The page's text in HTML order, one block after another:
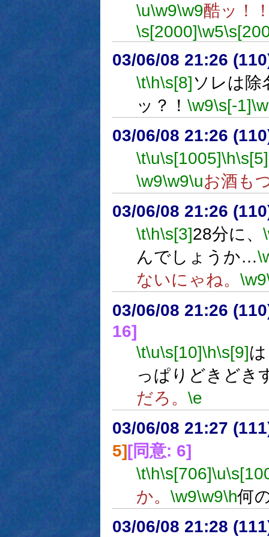
\u\w9\w9酷ッ！
\s[2000]\w5
03/06/08 21:26
\t\h\s[8]ソレは除
ッ？！ \w9\s[-1]
03/06/08 21:26
\t\u\s[1005]\h\s[5]
\w9\w9\uお酒も
03/06/08 21:26
\t\h\s[3]28分に、
んでしょうか…
ないにゃね。 \w9
03/06/08 21:26
16]
\t\u\s[10]\h\s[9]
っぱりどきどき
だろ。 \e
03/06/08 21:27
5][同意: 6]
\t\h\s[706]\u
か。 \w9\w9\h何
03/06/08 21:28